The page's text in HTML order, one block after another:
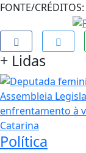
FONTE/CRÉDITOS:
+ Lidas
Política